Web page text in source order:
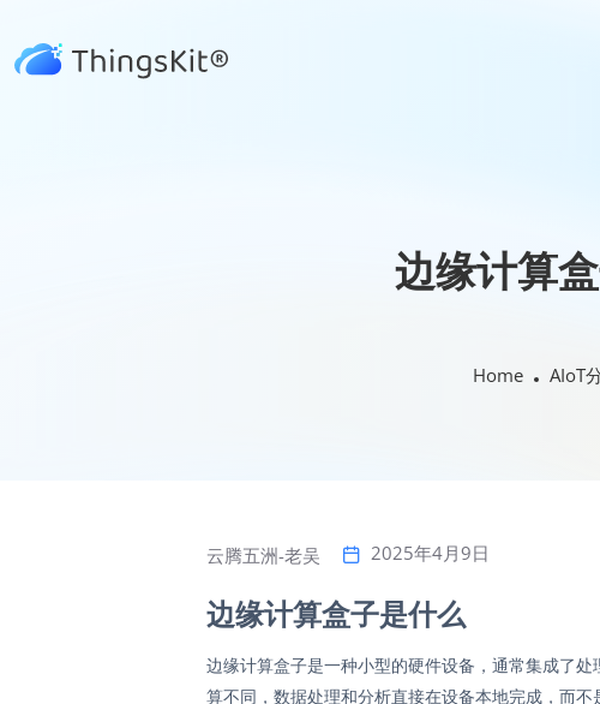
边缘计算
Home AIoT
云腾五洲-老吴 2025年4月9日
边缘计算盒子是什么
边缘计算盒子是一种小型的硬件设备，通常集成了
算不同，数据处理和分析直接在设备本地完成，而不